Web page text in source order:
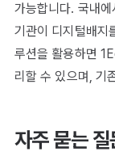
가능합니다. 국내
기관이 디지털배지
루션을 활용하면
리할 수 있으며, 기
자주 묻는 질